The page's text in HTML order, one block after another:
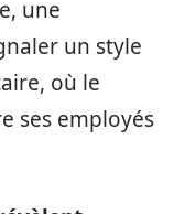
une
un style
où le
ses employés